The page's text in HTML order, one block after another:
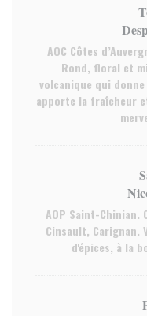
AOC Côtes
Rond, floral et
volcanique qui
apporte la fraîcheur
AOP Saint-Chinian.
Cinsault, Carignan.
d'épices, à la